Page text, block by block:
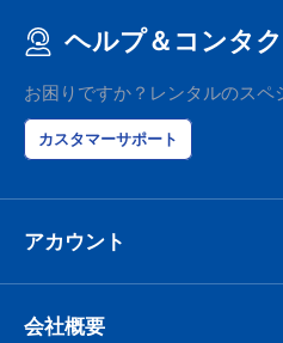
ヘルプ＆コンタ
お困りですか？レンタルのスペ
カスタマーサポート
アカウント
会社概要